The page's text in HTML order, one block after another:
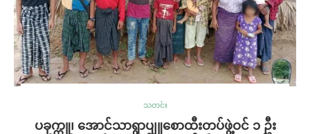
သတင်း
ပခုက္ကူ၊ အောင်သာရွာပျူစောထီးတပ်ဖွဲ့ဝင် ၁ ဦး